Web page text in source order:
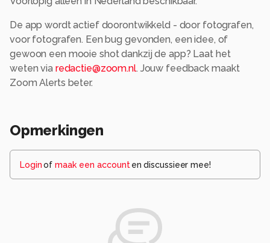
De app wordt actief doorontwikkeld - door fotografen,
voor fotografen. Een bug gevonden, een idee, of
gewoon een mooie shot dankzij de app? Laat het
weten via redactie@zoom.nl. Jouw feedback maakt
Zoom Alerts beter.
Opmerkingen
Loginof maak een account en discussieer mee!